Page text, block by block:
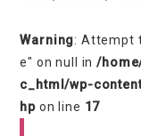
Warning: Attempt
e" on null in/
c_html/wp-
hp on line 17